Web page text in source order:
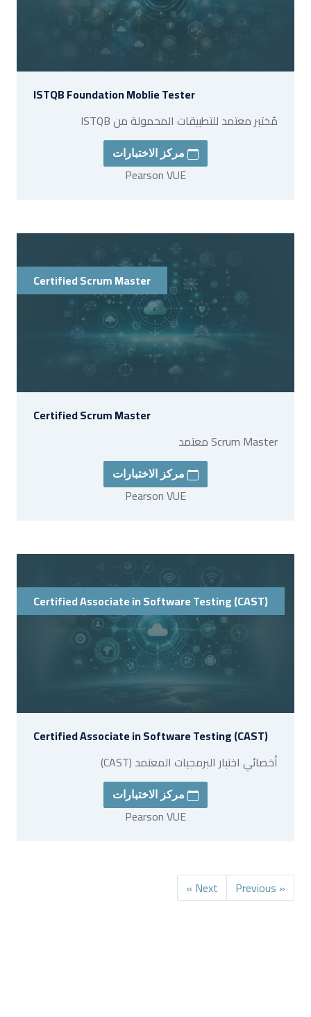
ISTQB Foundation Moblie Tester
مُختبر معتمد للتطبيقات المحمولة من ISTQB
مركز الاختبارات
Pearson VUE
Certified Scrum Master
Certified Scrum Master
Scrum Master معتمد
مركز الاختبارات
Pearson VUE
Certified Associate in Software Testing (CAST)
Certified Associate in Software Testing (CAST)
أخصائي اختبار البرمجيات المعتمد (CAST)
مركز الاختبارات
Pearson VUE
« Previous
Next »